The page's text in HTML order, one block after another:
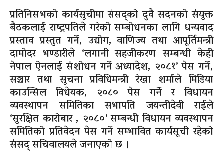
प्रतिनिसभको कार्यसूचीमा संसद्को दुवै सदनको संयुक्त
बैठकलाई राष्ट्रपतिले गरेको सम्बोधनका लागि धन्यवाद
प्रस्ताव प्रस्तुत गर्ने, उद्योग, वाणिज्य तथा आपूर्तिमन्त्री
दामोदर भण्डारीले ‘लगानी सहजीकरण सम्बन्धी केही
नेपाल ऐनलाई संशोधन गर्ने अध्यादेश, २०८१’ पेस गर्ने,
सञ्चार तथा सूचना प्रविधिमन्त्री रेखा शर्माले मिडिया
काउन्सिल विधेयक, २०८० पेस गर्ने र विधायन
व्यवस्थापन समितिका सभापति जयन्तीदेवी राईले
‘सुरक्षित कारोबार , २०८०’ सम्बन्धी विधायन व्यवस्थापन
समितिको प्रतिवेदन पेस गर्ने सम्भावित कार्यसूची रहेको
संसद् सचिवालयले जनाएको छ ।